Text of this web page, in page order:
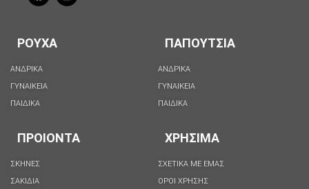
ΡΟΥΧΑ
ΑΝΔΡΙΚΑ
ΓΥΝΑΙΚΕΙΑ
ΠΑΙΔΙΚΑ
ΠΑΠΟΥΤΣΙΑ
ΑΝΔΡΙΚΑ
ΓΥΝΑΙΚΕΙΑ
ΠΑΙΔΙΚΑ
ΠΡΟΙΟΝΤΑ
ΣΚΗΝΕΣ
ΣΑΚΙΔΙΑ
ΧΡΗΣΙΜΑ
ΣΧΕΤΙΚΑ ΜΕ ΕΜΑΣ
ΟΡΟΙ ΧΡΗΣΗΣ